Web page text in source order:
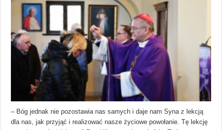
– Bóg jednak nie pozostawia nas samych i daje nam Syna z lekcją
dla nas, jak przyjąć i realizować nasze życiowe powołanie. Tę lekcję